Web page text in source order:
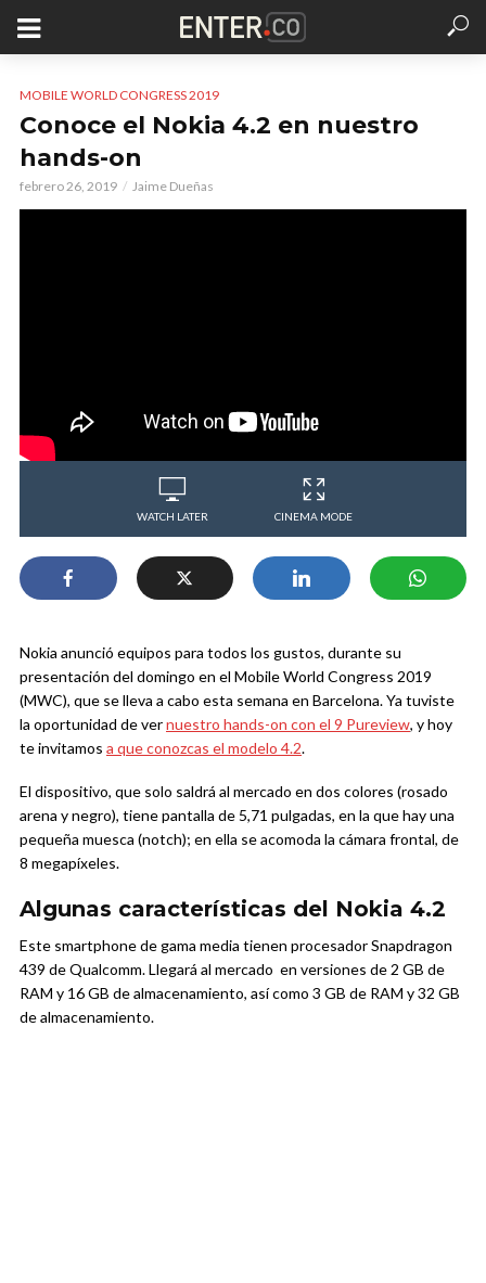
MOBILE WORLD CONGRESS 2019
Conoce el Nokia 4.2 en nuestro
hands-on
febrero 26, 2019 Jaime Dueñas
WATCH LATER CINEMA MODE
Nokia anunció equipos para todos los gustos, durante su
presentación del domingo en el Mobile World Congress 2019
(MWC), que se lleva a cabo esta semana en Barcelona. Ya tuviste
la oportunidad de vernuestro hands-on con el 9 Pureview, y hoy
te invitamos a que conozcas el modelo 4.2.
El dispositivo, que solo saldrá al mercado en dos colores (rosado
arena y negro), tiene pantalla de 5,71 pulgadas, en la que hay una
pequeña muesca (notch); en ella se acomoda la cámara frontal, de
8 megapíxeles.
Algunas características del Nokia 4.2
Este smartphone de gama media tienen procesador Snapdragon
439 de Qualcomm. Llegará al mercado en versiones de 2 GB de
RAM y 16 GB de almacenamiento, así como 3 GB de RAM y 32 GB
de almacenamiento.